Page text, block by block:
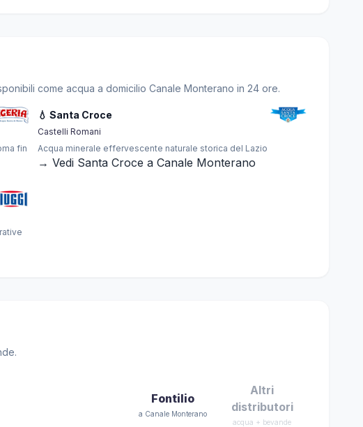
come acqua a domicilio Canale Monterano in 24 ore.
fin
💧 Santa Croce
Castelli Romani
Acqua minerale effervescente naturale storica del Lazio
→ Vedi Santa Croce a Canale Monterano
Fontilio
a Canale Monterano
Altri
distributori
acqua + bevande